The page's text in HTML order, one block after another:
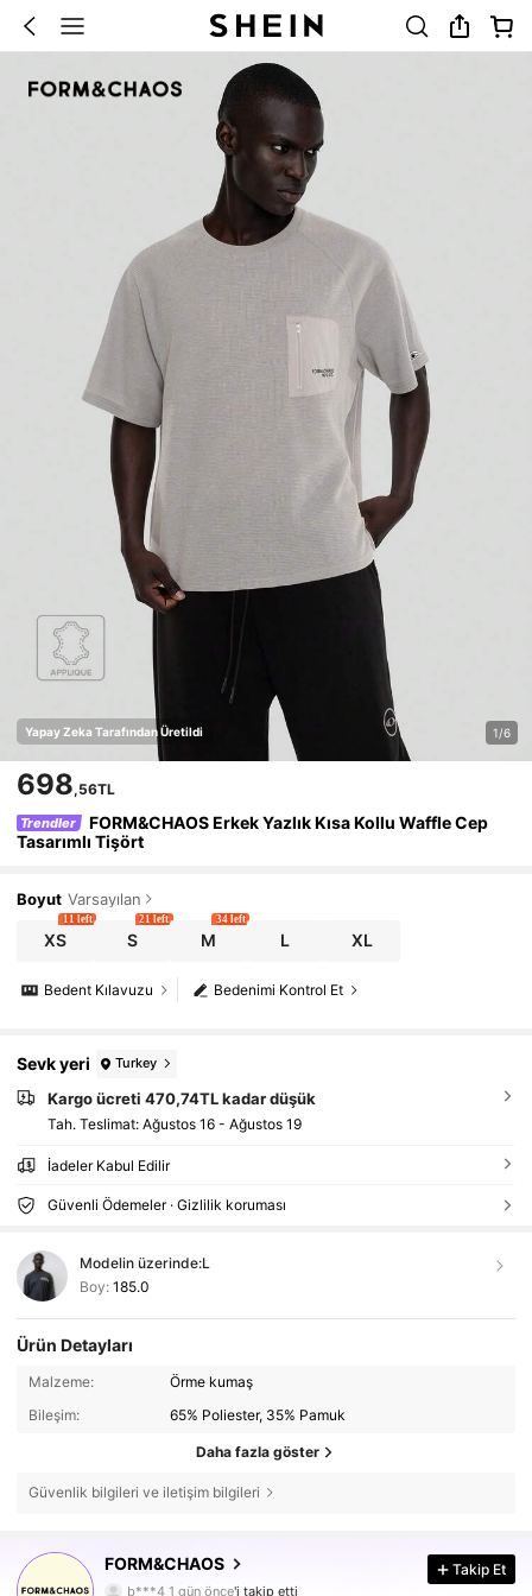
Yapay Zeka Tarafından Üretildi 1/6
698,56TL
Trendler
FORM&CHAOS Erkek Yazlık Kısa Kollu Waffle Cep
Tasarımlı Tişört
Boyut Varsayılan
XS
11 left
S
21 left
M
34 left
L XL
Bedenimi Kontrol Et
Bedent Kılavuzu
Sevk yeri Turkey
Kargo ücreti 470,74TL kadar düşük
Tah. Teslimat: Ağustos 16 - Ağustos 19
İadeler Kabul Edilir
Güvenli Ödemeler · Gizlilik koruması
Modelin üzerinde:L
Boy: 185.0
Ürün Detayları
Malzeme:
Örme kumaş
Bileşim:
65% Poliester, 35% Pamuk
Daha fazla göster
Güvenlik bilgileri ve iletişim bilgileri
FORM&CHAOS
5,00
472 Takipçiler
b***4 1 gün önce'i takip etti
Takip Et